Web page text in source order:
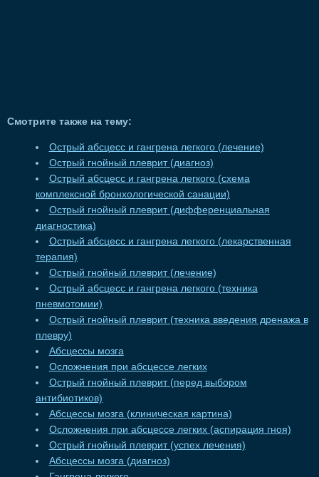
Смотрите также на тему:
Острый абсцесс и гангрена легкого (лечение)
Острый гнойный плеврит (диагноз)
Острый абсцесс и гангрена легкого (схема
комплексной бронхологической санации)
Острый гнойный плеврит (дифференциальная
диагностика)
Острый абсцесс и гангрена легкого (лекарственная
терапия)
Острый гнойный плеврит (лечение)
Острый абсцесс и гангрена легкого (техника
пневмотомии)
Острый гнойный плеврит (техника введения дренажа в
плевру)
Абсцессы мозга
Осложнения при абсцессе легких
Острый гнойный плеврит (перед выбором
антибиотиков)
Абсцессы мозга (клиническая картина)
Осложнения при абсцессе легких (аспирация гноя)
Острый гнойный плеврит (успех лечения)
Абсцессы мозга (диагноз)